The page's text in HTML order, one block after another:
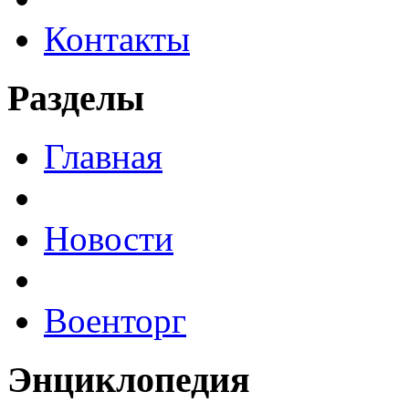
Контакты
Разделы
Главная
Новости
Военторг
Энциклопедия